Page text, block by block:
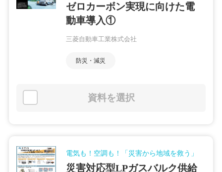
ゼロカーボン実現に向けた電
動車導入①
三菱自動車工業株式会社
防災・減災
資料を選択
電気も！空調も！「災害から地域を救う」
災害対応型LPガスバルク供給